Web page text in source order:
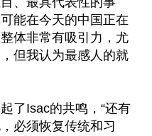
能在今天的中国正在
体非常有吸引力，尤
但我认为最感人的就
了Isac的共鸣，“还有
必须恢复传统和习